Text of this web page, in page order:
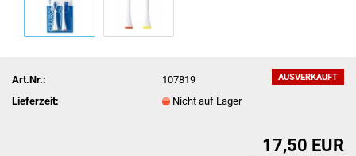
AUSVERKAUFT
Art.Nr.:
107819
Lieferzeit:
Nicht auf Lager
17,50 EUR